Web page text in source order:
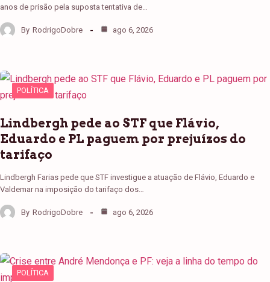
anos de prisão pela suposta tentativa de…
By RodrigoDobre ago 6, 2026
POLÍTICA
Lindbergh pede ao STF que Flávio,
Eduardo e PL paguem por prejuízos do
tarifaço
Lindbergh Farias pede que STF investigue a atuação de Flávio, Eduardo e
Valdemar na imposição do tarifaço dos…
By RodrigoDobre ago 6, 2026
POLÍTICA